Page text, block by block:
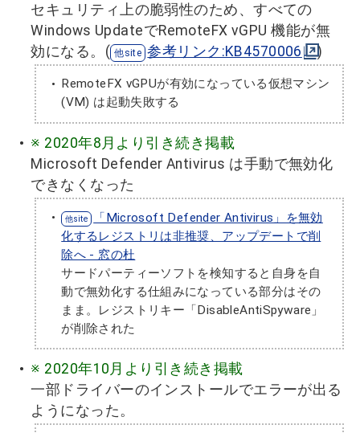
セキュリティ上の脆弱性のため、すべての
Windows UpdateでRemoteFX vGPU 機能が無
効になる。(
参考リンク:KB4570006 )
RemoteFX vGPUが有効になっている仮想マシン
(VM) は起動失敗する
※ 2020年8月より引き続き掲載
Microsoft Defender Antivirus は手動で無効化
できなくなった
「Microsoft Defender Antivirus」を無効
化するレジストリは非推奨、アップデートで削
除へ - 窓の杜
サードパーティーソフトを検知すると自身を自
動で無効化する仕組みになっている部分はその
まま。レジストリキー「DisableAntiSpyware」
が削除された
※ 2020年10月より引き続き掲載
一部ドライバーのインストールでエラーが出る
ようになった。